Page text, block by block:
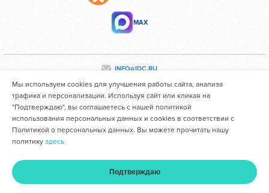
Главная Услуги и цены Оплата Кабинет
МАХ
INFO@IDC.RU
Все персональные данные сотрудников размещены с их
согласия
Областное государственное автономное учреждение
здравоохранения "Иркутский областной клинический
консультативно-диагностический центр им. И.В. Ушакова"
Мы используем cookies для улучшения работы сайта, анализа
трафика и персонализации. Используя сайт или кликая на
"Подтверждаю", вы соглашаетесь с нашей политикой
использования персональных данных и cookies в соответствии с
Политикой о персональных данных. Вы можете прочитать нашу
политику здесь
Подтверждаю